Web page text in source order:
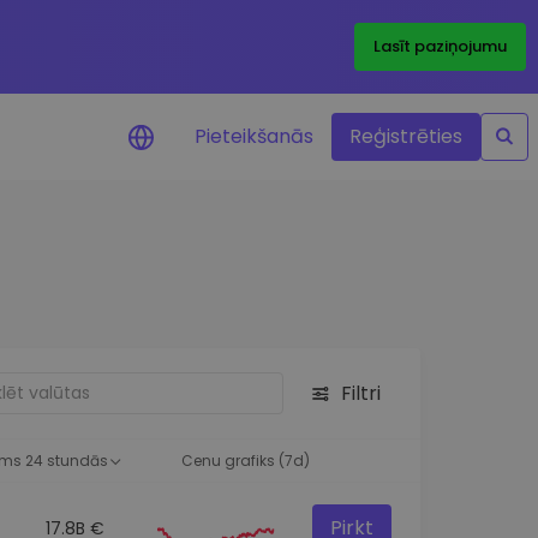
Lasīt paziņojumu
Pieteikšanās Reģistrēties
Filtri
24 stundās Cenu grafiks (7d)
17.8B € Pirkt